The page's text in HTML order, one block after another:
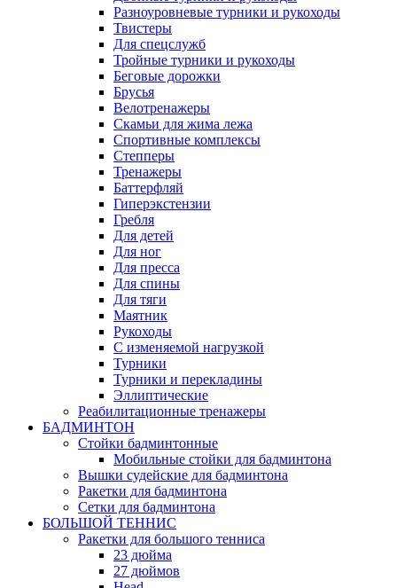
Разноуровневые турники и рукоходы
Твистеры
Для спецслужб
Тройные турники и рукоходы
Беговые дорожки
Брусья
Велотренажеры
Скамьи для жима лежа
Спортивные комплексы
Степперы
Тренажеры
Баттерфляй
Гиперэкстензии
Гребля
Для детей
Для ног
Для пресса
Для спины
Для тяги
Маятник
Рукоходы
С изменяемой нагрузкой
Турники
Турники и перекладины
Эллиптические
Реабилитационные тренажеры
БАДМИНТОН
Стойки бадминтонные
Мобильные стойки для бадминтона
Вышки судейские для бадминтона
Ракетки для бадминтона
Сетки для бадминтона
БОЛЬШОЙ ТЕННИС
Ракетки для большого тенниса
23 дюйма
27 дюймов